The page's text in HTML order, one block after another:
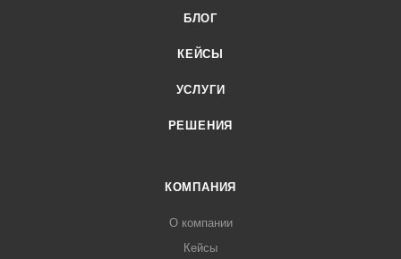
БЛОГ
КЕЙСЫ
УСЛУГИ
РЕШЕНИЯ
КОМПАНИЯ
О компании
Кейсы